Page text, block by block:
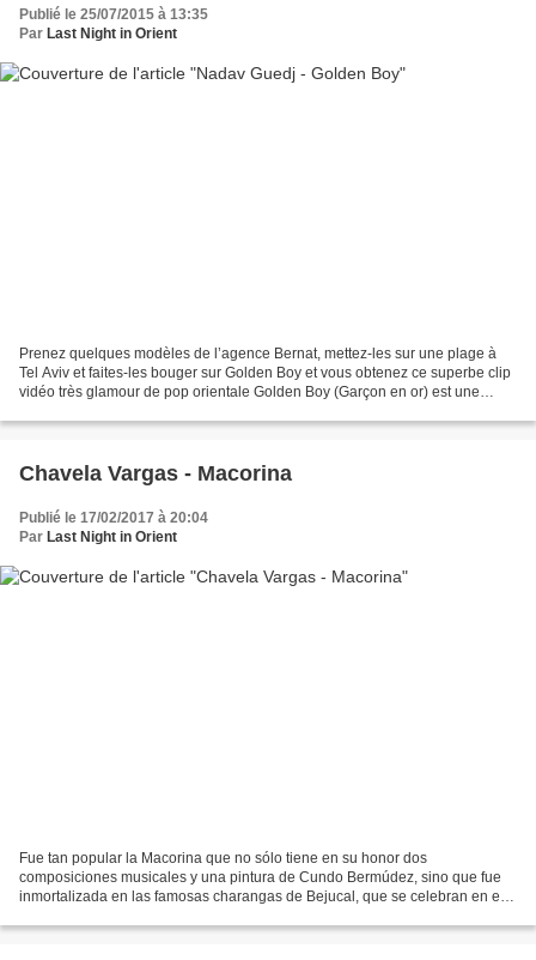
Publié le 25/07/2015 à 13:35
Par Last Night in Orient
Prenez quelques modèles de l’agence Bernat, mettez-les sur une plage à
Tel Aviv et faites-les bouger sur Golden Boy et vous obtenez ce superbe clip
vidéo très glamour de pop orientale Golden Boy (Garçon en or) est une
Chavela Vargas - Macorina
Publié le 17/02/2017 à 20:04
Par Last Night in Orient
Fue tan popular la Macorina que no sólo tiene en su honor dos
composiciones musicales y una pintura de Cundo Bermúdez, sino que fue
inmortalizada en las famosas charangas de Bejucal, que se celebran en el